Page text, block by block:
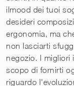
ilmood dei tuoi
desideri
ergonomia, ma
non lasciarti
negozio. I
scopo di fornirti
riguardo